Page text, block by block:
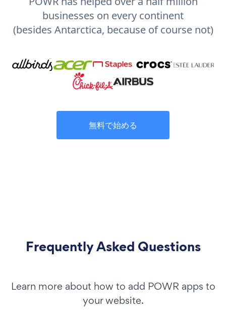
businesses on every continent
(besides Antarctica, because of course not)
無料で始める
Frequently Asked Questions
Learn more about how to add POWR apps to
your website.